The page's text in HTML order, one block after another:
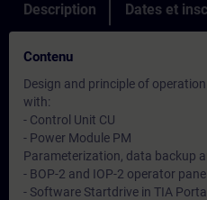
Description Dates et
Contenu
Design and principle of
with:
- Control Unit CU
- Power Module PM
Parameterization, data backup
- BOP-2 and IOP-2 operator
- Software Startdrive in TIA Portal